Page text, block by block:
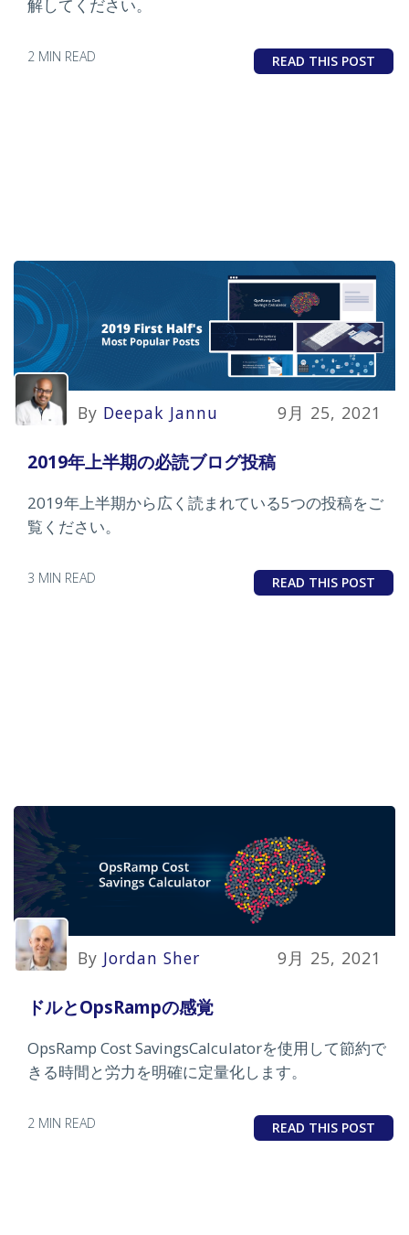
解してください。
2 MIN READ READ THIS POST
By Deepak Jannu 9月 25, 2021
2019年上半期の必読ブログ投稿
2019年上半期から広く読まれている5つの投稿をご
覧ください。
3 MIN READ READ THIS POST
By Jordan Sher 9月 25, 2021
ドルとOpsRampの感覚
OpsRamp Cost SavingsCalculatorを使用して節約で
きる時間と労力を明確に定量化します。
2 MIN READ READ THIS POST